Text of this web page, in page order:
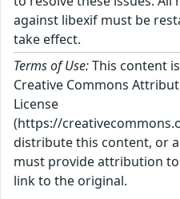
against libexif must be
take effect.
Terms of Use:This content
Creative Commons
License
(https://
distribute this content, or
must provide attribution to
link to the original.